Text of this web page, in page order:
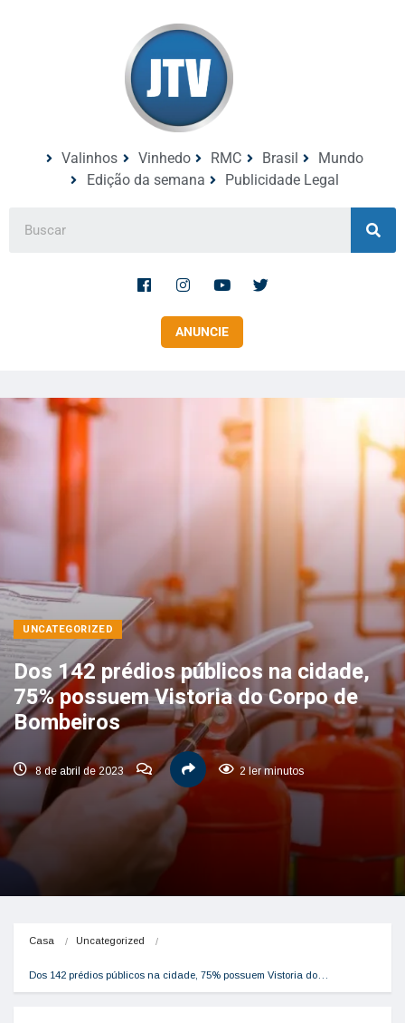
Valinhos Vinhedo RMC Brasil
Mundo
Edição da semana
Publicidade Legal
ANUNCIE
UNCATEGORIZED
Dos 142 prédios públicos na cidade,
75% possuem Vistoria do Corpo de
Bombeiros
8 de abril de 2023 2 ler minutos
Casa Uncategorized
Dos 142 prédios públicos na cidade, 75% possuem Vistoria do…